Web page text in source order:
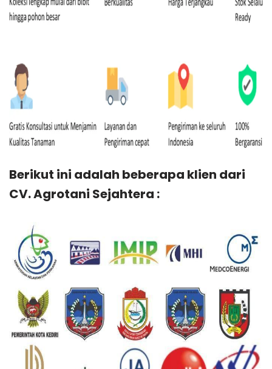
Berikut ini adalah beberapa klien dari
CV. Agrotani Sejahtera :